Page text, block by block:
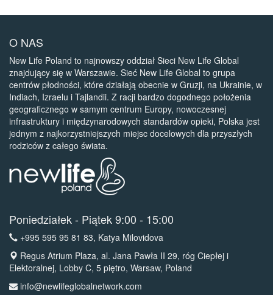
O NAS
New Life Poland to najnowszy oddział Sieci New Life Global
znajdujący się w Warszawie. Sieć New Life Global to grupa
centrów płodności, które działają obecnie w Gruzji, na Ukrainie, w
Indiach, Izraelu i Tajlandii. Z racji bardzo dogodnego położenia
geograficznego w samym centrum Europy, nowoczesnej
infrastruktury i międzynarodowych standardów opieki, Polska jest
jednym z najkorzystniejszych miejsc docelowych dla przyszłych
rodziców z całego świata.
Poniedziałek - Piątek 9:00 - 15:00
+995 595 95 81 83, Katya Milovidova
Regus Atrium Plaza, al. Jana Pawła II 29, róg Ciepłej i
Elektoralnej, Lobby C, 5 piętro, Warsaw, Poland
info@newlifeglobalnetwork.com